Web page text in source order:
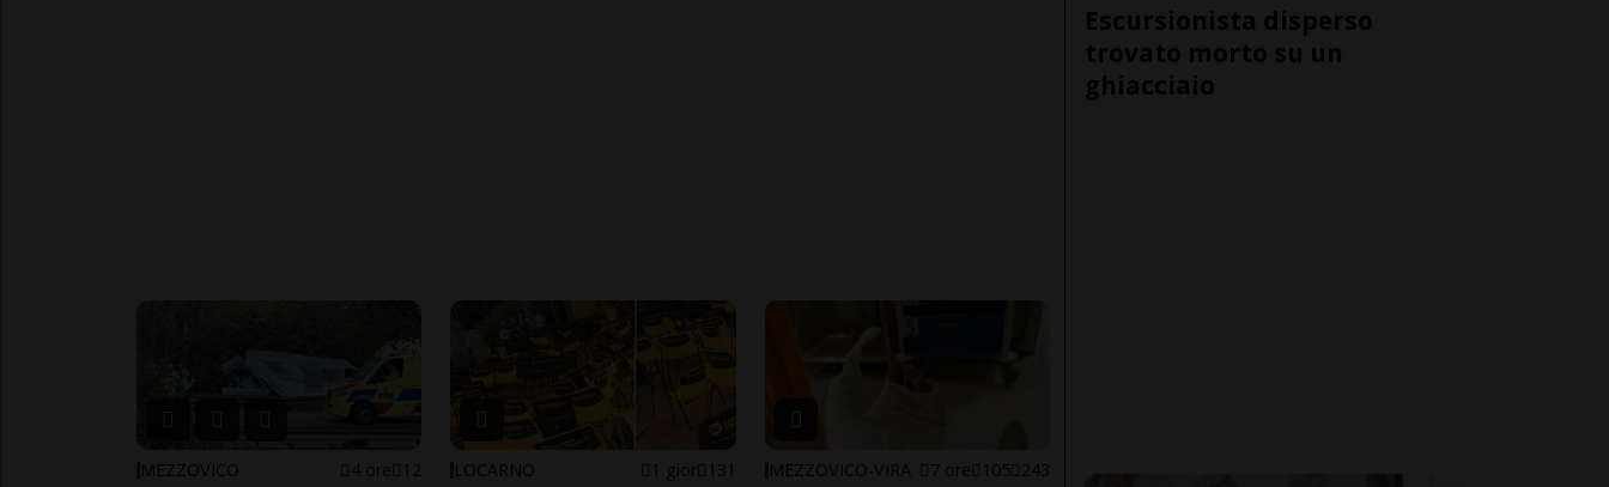
MEZZOVICO 4 ore 12 LOCARNO 1 gior 131 MEZZOVICO-VIRA 7 ore 105 243
Escursionista disperso
trovato morto su un
ghiacciaio